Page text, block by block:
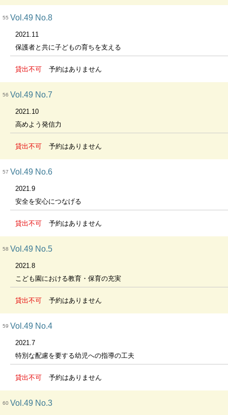
55 Vol.49 No.8
2021.11
保護者と共に子どもの育ちを支える
貸出不可 予約はありません
56 Vol.49 No.7
2021.10
高めよう発信力
貸出不可 予約はありません
57 Vol.49 No.6
2021.9
安全を安心につなげる
貸出不可 予約はありません
58 Vol.49 No.5
2021.8
こども園における教育・保育の充実
貸出不可 予約はありません
59 Vol.49 No.4
2021.7
特別な配慮を要する幼児への指導の工夫
貸出不可 予約はありません
60 Vol.49 No.3